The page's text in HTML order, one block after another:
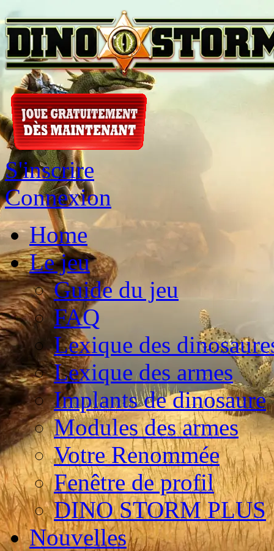
S'inscrire
Connexion
Home
Le jeu
Guide du jeu
FAQ
Lexique des
Lexique des armes
Implants de dinosaure
Modules des armes
Votre Renommée
Fenêtre de profil
DINO STORM PLUS
Nouvelles